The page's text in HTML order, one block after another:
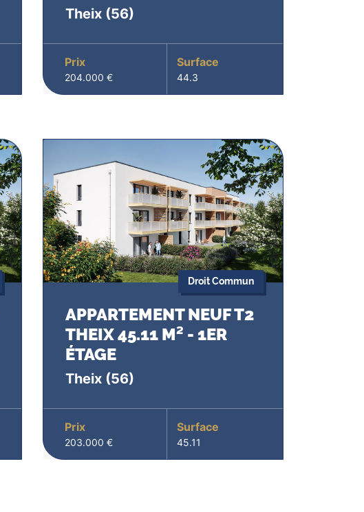
Theix(56)
Prix
204.000 €
Surface
44.3
Droit Commun
APPARTEMENT NEUF T2
THEIX 45.11 M² - 1ER
ÉTAGE
Theix(56)
Prix
203.000 €
Surface
45.11